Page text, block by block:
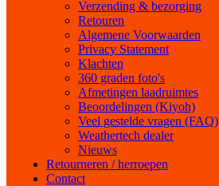
Verzending & bezorging
Retouren
Algemene Voorwaarden
Privacy Statement
Klachten
360 graden foto's
Afmetingen laadruimtes
Beoordelingen (Kiyoh)
Veel gestelde vragen (FAQ)
Weathertech dealer
Nieuws
Retourneren / herroepen
Contact